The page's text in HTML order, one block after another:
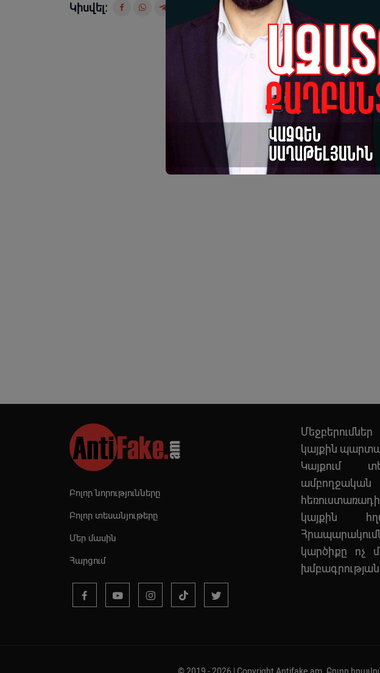
Կիսվել:
Բոլոր նորությունները
Բոլոր տեսանյութերը
Մեր մասին
Հարցում
կայքին
Կայքում
կայքին
կարծիքը ոչ